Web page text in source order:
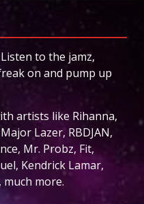
to the jamz,
on and pump up
artists like Rihanna,
Lazer, RBDJAN,
Mr. Probz, Fit,
Kendrick Lamar,
much more.